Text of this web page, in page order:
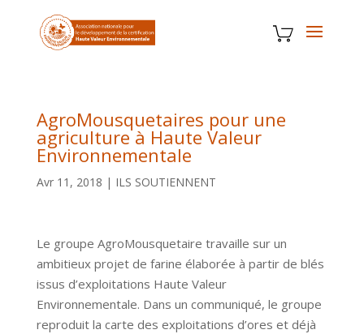
AgroMousquetaires pour une
agriculture à Haute Valeur
Environnementale
Avr 11, 2018 | ILS SOUTIENNENT
Le groupe AgroMousquetaire travaille sur un
ambitieux projet de farine élaborée à partir de blés
issus d’exploitations Haute Valeur
Environnementale. Dans un communiqué, le groupe
reproduit la carte des exploitations d’ores et déjà